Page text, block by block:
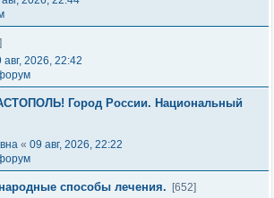
авг, 2026, 22:42
Город России. Национальный
« 09 авг, 2026, 22:22
способы лечения.
[652]